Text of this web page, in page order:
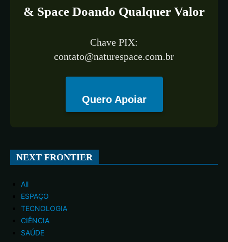
& Space Doando Qualquer Valor
Chave PIX:
contato@naturespace.com.br
Quero Apoiar
NEXT FRONTIER
All
ESPAÇO
TECNOLOGIA
CIÊNCIA
SAÚDE